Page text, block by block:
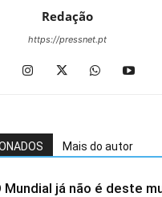
Redação
https://pressnet.pt
Mais do autor
Mundial já não é deste